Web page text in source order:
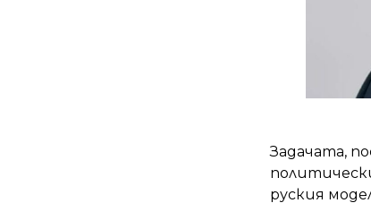
Задачата,
руския